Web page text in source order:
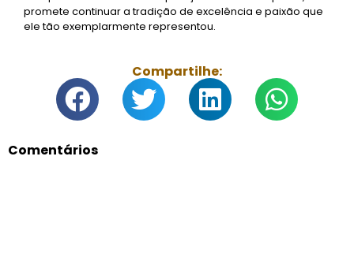
promete continuar a tradição de excelência e paixão que
ele tão exemplarmente representou.​​​​​​​
Compartilhe:
Comentários